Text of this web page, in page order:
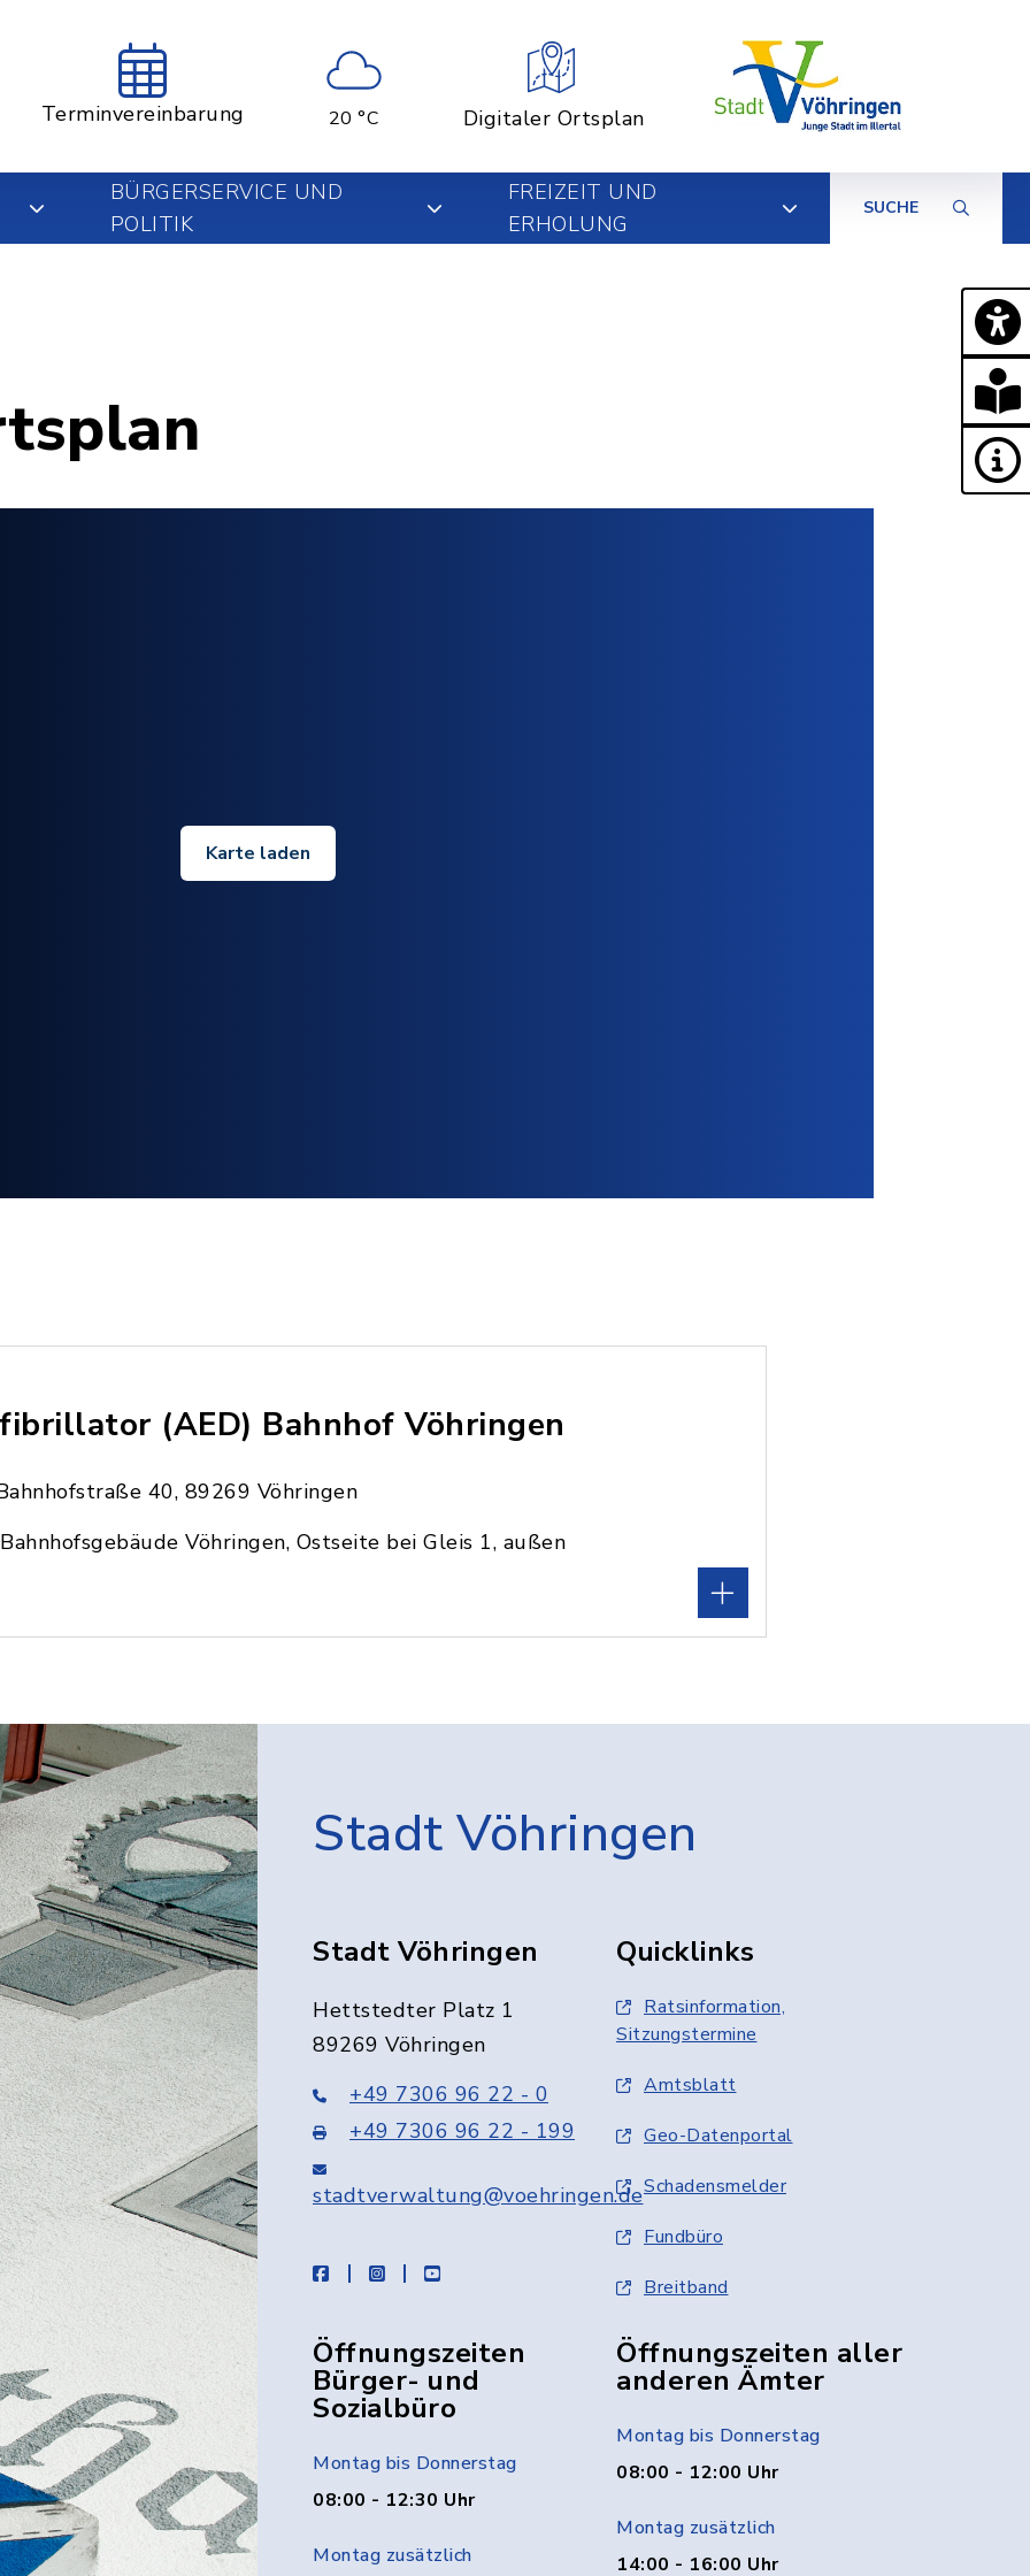
Terminvereinbarung 20 °C Digitaler Ortsplan
BÜRGERSERVICE UND
POLITIK
FREIZEIT UND
ERHOLUNG
SUCHE
Karte laden
(AED) Bahnhof Vöhringen
40, 89269 Vöhringen
Vöhringen, Ostseite bei Gleis 1, außen
Stadt Vöhringen
Stadt Vöhringen
Hettstedter Platz 1
89269 Vöhringen
+49 7306 96 22 - 0
+49 7306 96 22 - 199
stadtverwaltung@voehringen.de
facebookinstagramyoutube
Quicklinks
Ratsinformation,
Sitzungstermine
Amtsblatt
Geo-Datenportal
Schadensmelder
Fundbüro
Breitband
Öffnungszeiten
Bürger- und
Sozialbüro
Montag bis Donnerstag
08:00 - 12:30 Uhr
Montag zusätzlich
Öffnungszeiten aller
anderen Ämter
Montag bis Donnerstag
08:00 - 12:00 Uhr
Montag zusätzlich
14:00 - 16:00 Uhr